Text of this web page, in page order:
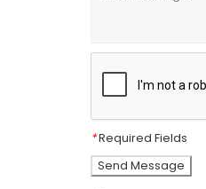
*Required Fields